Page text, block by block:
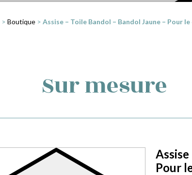
> Boutique> Assise – Toile Bandol – Bandol Jaune – Pour
Sur mesure
Pour